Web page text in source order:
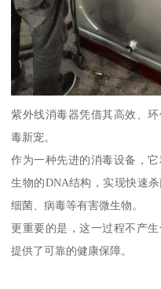
紫外线消毒器凭借其高效、
毒新宠。
作为一种先进的消毒设备，
生物的DNA结构，实现快速
细菌、病毒等有害微生物。
更重要的是，这一过程不产
提供了可靠的健康保障。